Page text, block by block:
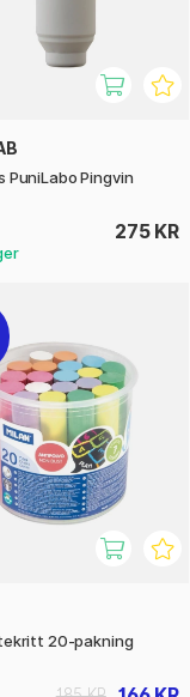
PuniLabo Pingvin
275 KR
20-pakning